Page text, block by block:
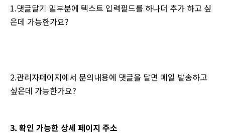
1.댓글달기 밑부분에 텍스트 입력필드를 하나더 추가 하고 싶
은데 가능한가요?
2.관리자페이지에서 문의내용에 댓글을 달면 메일 발송하고
싶은데 가능한가요?
3. 확인 가능한 상세 페이지 주소